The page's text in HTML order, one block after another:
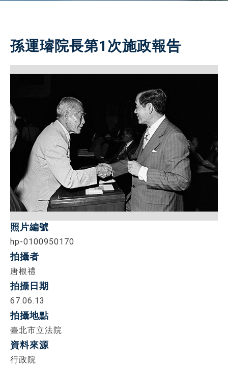
孫運璿院長第1次施政報告
照片編號
hp-0100950170
拍攝者
唐根禮
拍攝日期
67.06.13
拍攝地點
臺北市立法院
資料來源
行政院